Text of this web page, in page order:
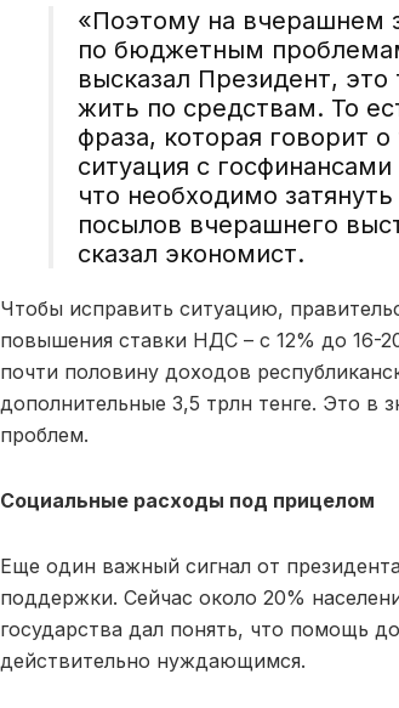
«Поэтому на вчерашнем
по бюджетным
высказал Президент,
жить по средствам. То
фраза, которая говорит
ситуация с
что необходимо
посылов вчерашнего
сказал экономист.
Чтобы исправить ситуацию,
повышения ставки НДС – с 12% до 16-
почти половину доходов
дополнительные 3,5 трлн тенге. Это в
проблем.
Социальные расходы под прицелом
Еще один важный сигнал от
поддержки. Сейчас около 20%
государства дал понять, что помощь
действительно нуждающимся.